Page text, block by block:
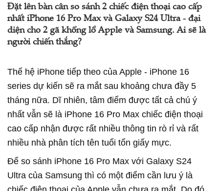
Đặt lên bàn cân so sánh 2 chiếc điện thoại cao cấp
nhất iPhone 16 Pro Max và Galaxy S24 Ultra - đại
diện cho 2 gã khổng lồ Apple và Samsung. Ai sẽ là
người chiến thắng?
Thế hệ iPhone tiếp theo của Apple - iPhone 16
series dự kiến sẽ ra mắt sau khoảng chưa đầy 5
tháng nữa. Dĩ nhiên, tâm điểm được tất cả chú ý
nhất vẫn sẽ là iPhone 16 Pro Max chiếc điện thoại
cao cấp nhận được rất nhiều thông tin rò rỉ và rất
nhiều nhà phân tích tên tuổi tốn giấy mực.
Để so sánh iPhone 16 Pro Max với Galaxy S24
Ultra của Samsung thì có một điểm cần lưu ý là